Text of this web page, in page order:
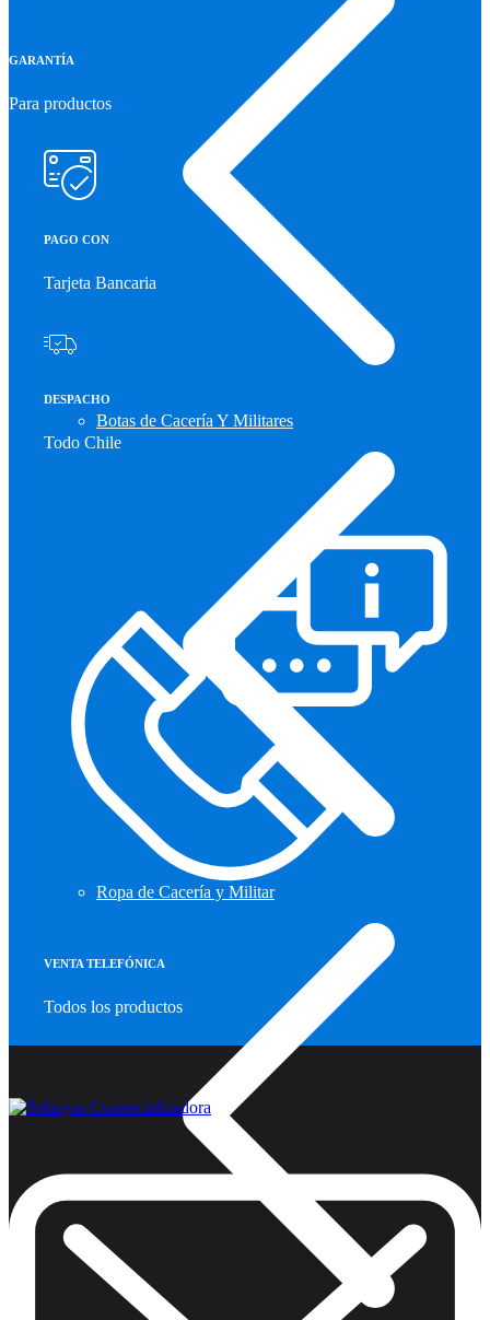
Botas de Cacería Y Militares
Ropa de Cacería y Militar
GARANTÍA
Para productos
PAGO CON
Tarjeta Bancaria
DESPACHO
Todo Chile
VENTA TELEFÓNICA
Todos los productos